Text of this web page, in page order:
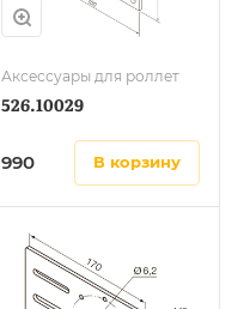
Аксессуары для роллет
526.10029
990 в корзину